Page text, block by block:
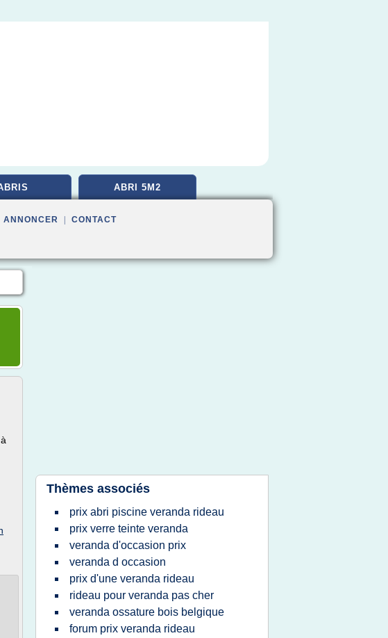
ABRI 5M2
ANNONCER CONTACT
Thèmes associés
prix abri piscine veranda rideau
prix verre teinte veranda
veranda d'occasion prix
veranda d occasion
prix d'une veranda rideau
rideau pour veranda pas cher
veranda ossature bois belgique
forum prix veranda rideau